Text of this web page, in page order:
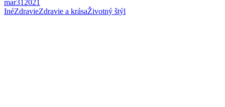
mar31 2021
InéZdravieZdravie a krásaŽivotný štýl